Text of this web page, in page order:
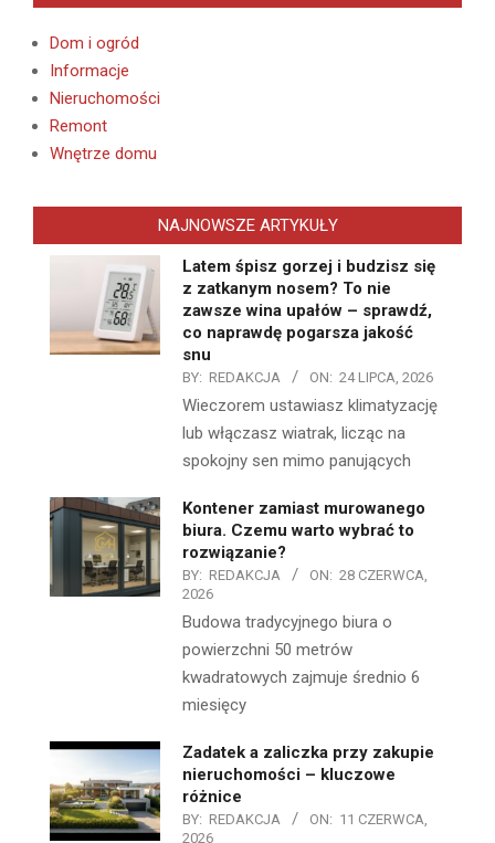
Dom i ogród
Informacje
Nieruchomości
Remont
Wnętrze domu
NAJNOWSZE ARTYKUŁY
Latem śpisz gorzej i budzisz się
z zatkanym nosem? To nie
zawsze wina upałów – sprawdź,
co naprawdę pogarsza jakość
snu
BY: REDAKCJA ON: 24 LIPCA, 2026
Wieczorem ustawiasz klimatyzację
lub włączasz wiatrak, licząc na
spokojny sen mimo panujących
Kontener zamiast murowanego
biura. Czemu warto wybrać to
rozwiązanie?
BY: REDAKCJA ON: 28 CZERWCA,
2026
Budowa tradycyjnego biura o
powierzchni 50 metrów
kwadratowych zajmuje średnio 6
miesięcy
Zadatek a zaliczka przy zakupie
nieruchomości – kluczowe
różnice
BY: REDAKCJA ON: 11 CZERWCA,
2026